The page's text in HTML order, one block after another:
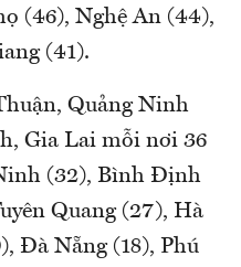
(46), Nghệ An (44),
(41).
Quảng Ninh
Gia Lai mỗi nơi 36
(32), Bình Định
Quang (27), Hà
Đà Nẵng (18), Phú